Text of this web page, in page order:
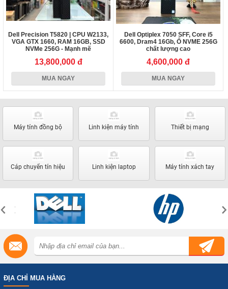
Dell Precision T5820 | CPU W2133,
VGA GTX 1660, RAM 16GB, SSD
NVMe 256G - Mạnh mẽ
13,800,000 đ
MUA NGAY
Dell Optiplex 7050 SFF, Core i5
6600, Dram4 16Gb, Ổ NVME 256G
chất lượng cao
4,600,000 đ
MUA NGAY
Máy tính đồng bộ Linh kiện máy tính Thiết bị mạng
Cáp chuyển tín hiệu Linh kiện laptop Máy tính xách tay
ĐỊA CHỈ MUA HÀNG